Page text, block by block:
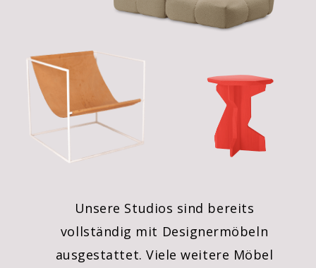
Unsere Studios sind bereits
vollständig mit Designermöbeln
ausgestattet. Viele weitere Möbel